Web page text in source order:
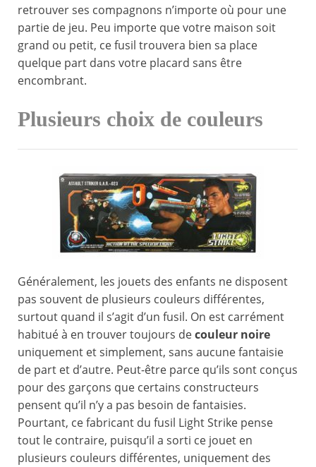
retrouver ses compagnons n’importe où pour une
partie de jeu. Peu importe que votre maison soit
grand ou petit, ce fusil trouvera bien sa place
quelque part dans votre placard sans être
encombrant.
Plusieurs choix de couleurs
Généralement, les jouets des enfants ne disposent
pas souvent de plusieurs couleurs différentes,
surtout quand il s’agit d’un fusil. On est carrément
habitué à en trouver toujours decouleur noire
uniquement et simplement, sans aucune fantaisie
de part et d’autre. Peut-être parce qu’ils sont conçus
pour des garçons que certains constructeurs
pensent qu’il n’y a pas besoin de fantaisies.
Pourtant, ce fabricant du fusil Light Strike pense
tout le contraire, puisqu’il a sorti ce jouet en
plusieurs couleurs différentes, uniquement des